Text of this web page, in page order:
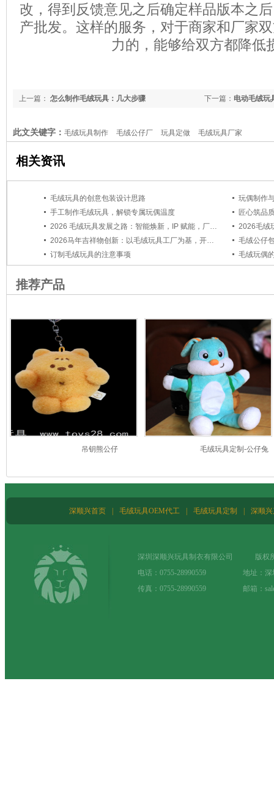
改，得到反馈意见之后确定样品版本之
产批发。这样的服务，对于商家和厂家
力的，能够给双方都降低
下一篇： 电动毛绒玩
上一篇： 怎么制作毛绒玩具：几大步骤
此文关键字： 毛绒玩具制作 毛绒公仔厂 玩具定做 毛绒玩具厂家
相关资讯
毛绒玩具的创意包装设计思路
玩偶制作
手工制作毛绒玩具，解锁专属玩偶温度
匠心筑品
2026毛绒
毛绒公仔
订制毛绒玩具的注意事项
毛绒玩偶
推荐产品
吊钥熊公仔 毛绒玩具定制-公仔兔
深顺兴首页 | 毛绒玩具OEM代工 | 毛绒玩具定制 | 深顺
深圳深顺兴玩具制衣有限公司 版权
电话：0755-28990559 地址：深圳市
传真：0755-28990559 邮箱：